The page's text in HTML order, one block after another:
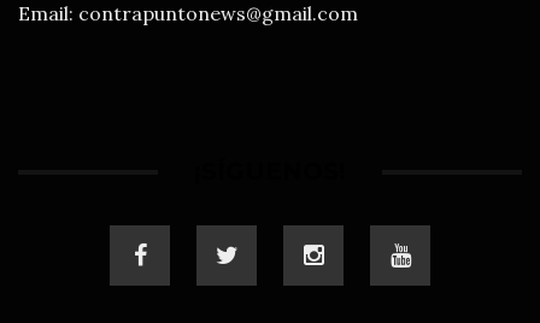
Email: contrapuntonews@gmail.com